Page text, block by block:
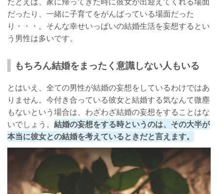
だったり、一緒に子育てをがんばっている場面だった
り・・・。そんな幸せいっぱいの結婚生活を妄想するとい
う男性は多いです。
もちろん結婚をまったく意識しない人もいる
とはいえ、全ての男性が結婚の妄想をしているわけではあ
りません。今付き合っている彼女と結婚する気なんて微塵
もないという場合は、わざわざ結婚の妄想をすることはな
いでしょう。 結婚の妄想をする時というのは、その大半が
本当に彼女との結婚を考えているときだと言えます。